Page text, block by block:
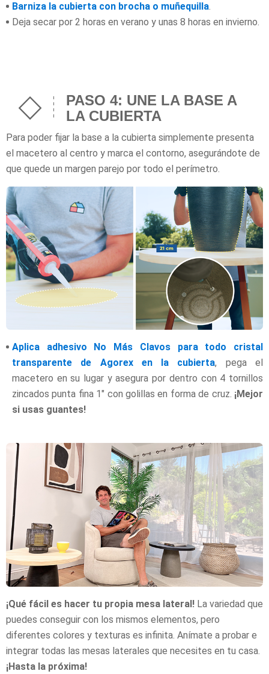
Barniza la cubierta con brocha o muñequilla
Deja secar por 2 horas en verano y unas 8 horas en invierno.
PASO 4: UNE LA BASE A
LA CUBIERTA
Para poder fijar la base a la cubierta simplemente presenta
el macetero al centro y marca el contorno, asegurándote de
que quede un margen parejo por todo el perímetro.
Aplica adhesivo No Más Clavos para todo cristal
transparente de Agorex en la cubierta, pega el
macetero en su lugar y asegura por dentro con 4 tornillos
zincados punta fina 1″ con golillas en forma de cruz. ¡Mejor
si usas guantes!
¡Qué fácil es hacer tu propia mesa lateral! La variedad que
puedes conseguir con los mismos elementos, pero
diferentes colores y texturas es infinita. Anímate a probar e
integrar todas las mesas laterales que necesites en tu casa.
¡Hasta la próxima!